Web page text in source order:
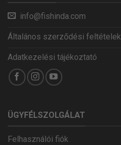
info@fishinda.com
Általános szerződési feltételek
Adatkezelési tájékoztató
ÜGYFÉLSZOLGÁLAT
Felhasználói fiók